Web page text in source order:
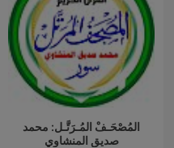
المُصْحَـفْ المُـرَتَّـل: محمد
صديق المنشاوي